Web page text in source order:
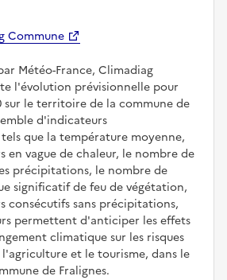
Commune
Météo-France, Climadiag
l'évolution prévisionnelle pour
sur le territoire de la commune de
d'indicateurs
que la température moyenne,
en vague de chaleur, le nombre de
précipitations, le nombre de
significatif de feu de végétation,
consécutifs sans précipitations,
permettent d'anticiper les effets
climatique sur les risques
et le tourisme, dans le
de Fralignes.